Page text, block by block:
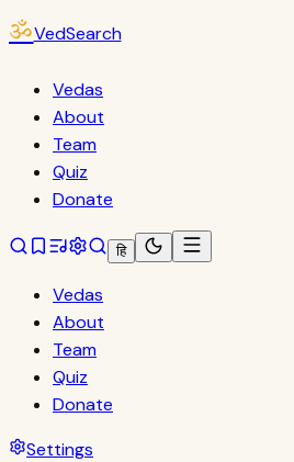
ॐVedSearch
Vedas
About
Team
Quiz
Donate
हि
Vedas
About
Team
Quiz
Donate
Settings